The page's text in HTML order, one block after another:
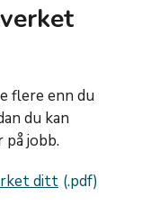
flere enn du
du kan
jobb.
ditt